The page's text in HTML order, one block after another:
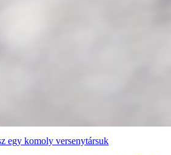
egy komoly versenytársuk